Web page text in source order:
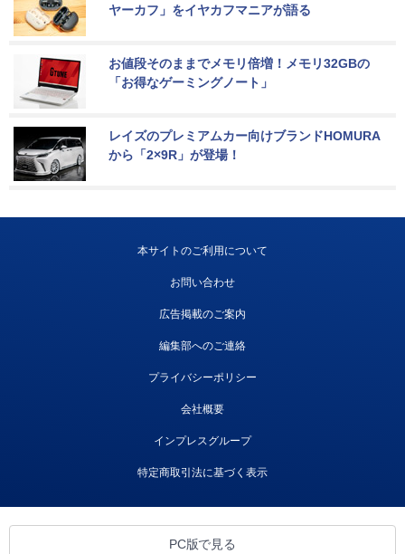
ヤーカフ」をイヤカフマニアが語る
お値段そのままでメモリ倍増！メモリ32GBの
「お得なゲーミングノート」
レイズのプレミアムカー向けブランドHOMURA
から「2×9R」が登場！
本サイトのご利用について
お問い合わせ
広告掲載のご案内
編集部へのご連絡
プライバシーポリシー
会社概要
インプレスグループ
特定商取引法に基づく表示
PC版で見る